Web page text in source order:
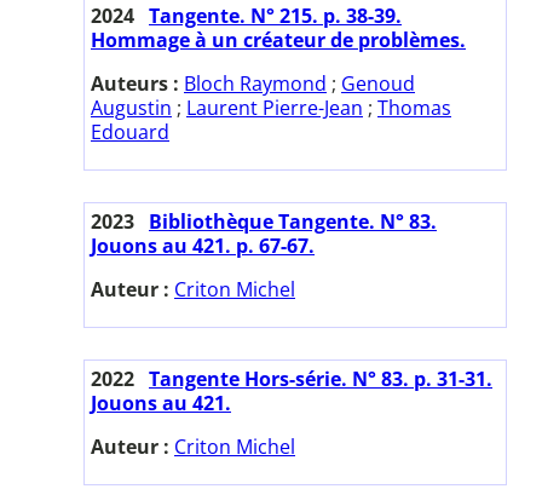
2024 Tangente. N° 215. p. 38-39.
Hommage à un créateur de problèmes.
Auteurs : Bloch Raymond ; Genoud
Augustin ; Laurent Pierre-Jean ; Thomas
Edouard
2023 Bibliothèque Tangente. N° 83.
Jouons au 421. p. 67-67.
Auteur : Criton Michel
2022 Tangente Hors-série. N° 83. p. 31-31.
Jouons au 421.
Auteur : Criton Michel